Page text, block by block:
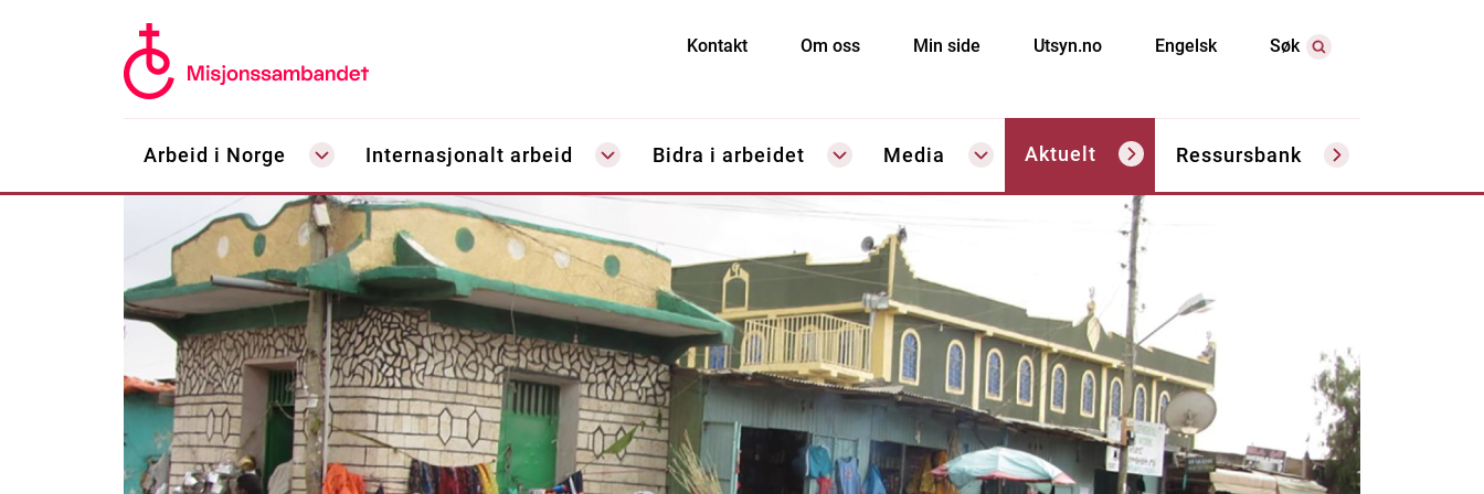
Kontakt Om oss Min side Utsyn.no Engelsk Søk
Arbeid i Norge Internasjonalt arbeid Bidra i arbeidet Media Aktuelt Ressursbank